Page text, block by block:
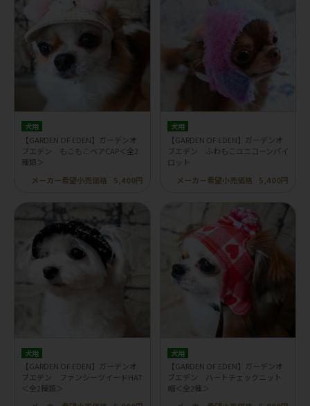
犬用
【GARDEN OF EDEN】ガーデンオ
ブエデン もこもこベアCAP＜全2
種類＞
メーカー希望小売価格
5,400円
犬用
【GARDEN OF EDEN】ガーデンオ
ブエデン ふわもこユニコーンパイ
ロット
メーカー希望小売価格
5,400円
犬用
【GARDEN OF EDEN】ガーデンオ
ブエデン ファンシーツイードHAT
＜全2種類＞
犬用
【GARDEN OF EDEN】ガーデンオ
ブエデン ハートチェックニット
帽＜全2種＞